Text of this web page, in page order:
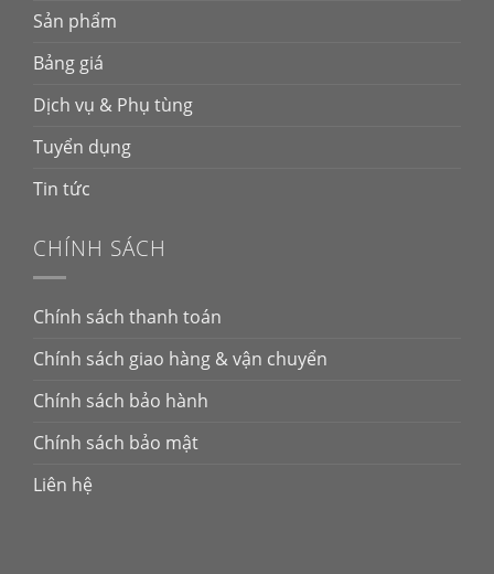
Sản phẩm
Bảng giá
Dịch vụ & Phụ tùng
Tuyển dụng
Tin tức
CHÍNH SÁCH
Chính sách thanh toán
Chính sách giao hàng & vận chuyển
Chính sách bảo hành
Chính sách bảo mật
Liên hệ